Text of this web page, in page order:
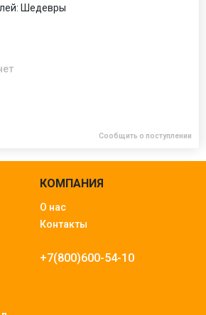
Шедевры
Сообщить о поступлении
КОМПАНИЯ
О нас
Контакты
+7(800)600-54-10